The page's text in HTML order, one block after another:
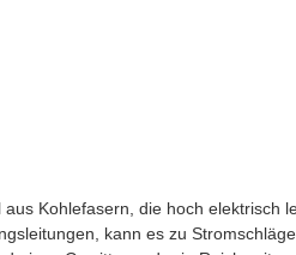
Kohlefasern, die hoch elektrisch
kann es zu